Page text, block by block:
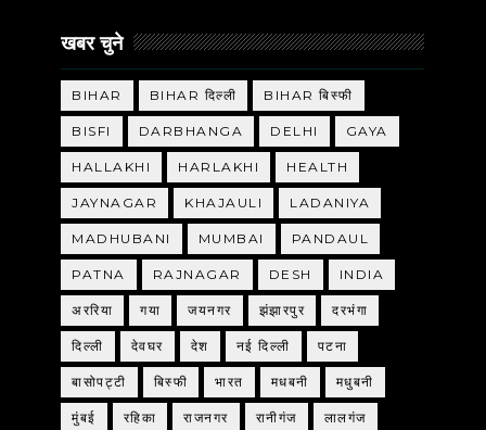
खबर चुने
BIHAR BIHAR दिल्ली BIHAR बिस्फी
BISFI DARBHANGA DELHI GAYA
HALLAKHI HARLAKHI HEALTH
JAYNAGAR KHAJAULI LADANIYA
MADHUBANI MUMBAI PANDAUL
PATNA RAJNAGAR DESH INDIA
अररिया गया जयनगर झंझारपुर दरभंगा
दिल्ली देवघर देश नई दिल्ली पटना
बासोपट्टी बिस्फी भारत मधबनी मधुबनी
मुंबई रहिका राजनगर रानीगंज लालगंज